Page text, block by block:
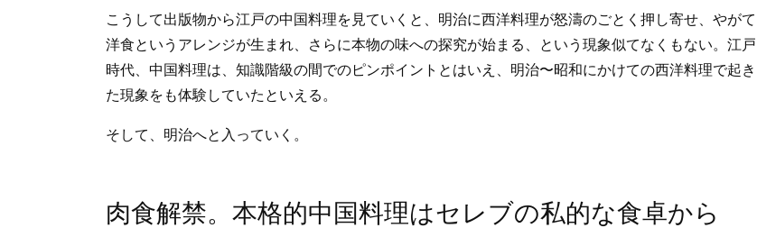
こうして出版物から江戸の中国料理を見ていくと、明治に西洋料理が怒濤のごとく押し寄せ、やがて
洋食というアレンジが生まれ、さらに本物の味への探究が始まる、という現象似てなくもない。江戸
時代、中国料理は、知識階級の間でのピンポイントとはいえ、明治〜昭和にかけての西洋料理で起き
た現象をも体験していたといえる。
そして、明治へと入っていく。
肉食解禁。本格的中国料理はセレブの私的な食卓から